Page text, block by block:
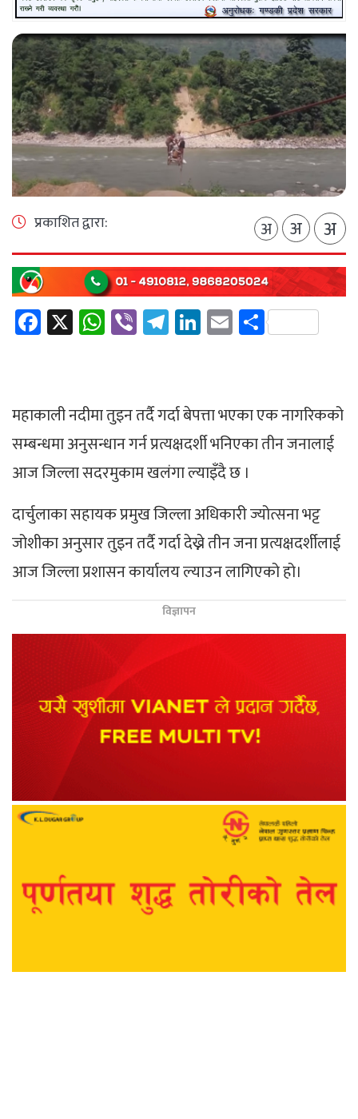
प्रकाशित द्वारा: अ अ अ
Facebook
X WhatsApp
ViberTelegram
LinkedIn
EmailShare
महाकाली नदीमा तुइन तर्दै गर्दा बेपत्ता भएका एक नागरिकको
सम्बन्धमा अनुसन्धान गर्न प्रत्यक्षदर्शी भनिएका तीन जनालाई
आज जिल्ला सदरमुकाम खलंगा ल्याइँदै छ ।
दार्चुलाका सहायक प्रमुख जिल्ला अधिकारी ज्योत्सना भट्ट
जोशीका अनुसार तुइन तर्दै गर्दा देख्ने तीन जना प्रत्यक्षदर्शीलाई
आज जिल्ला प्रशासन कार्यालय ल्याउन लागिएको हो।
विज्ञापन